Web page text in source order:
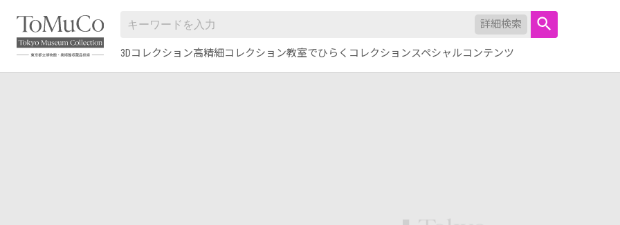
詳細検索
3Dコレクション高精細コレクション教室でひらくコレクションスペシャルコンテンツ